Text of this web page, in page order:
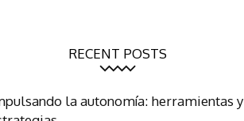
RECENT POSTS
la autonomía: herramientas y